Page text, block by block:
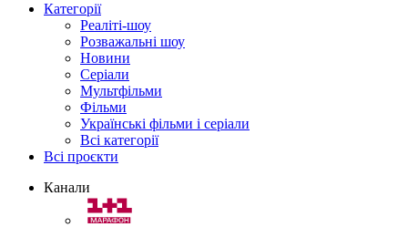
Категорії
Реаліті-шоу
Розважальні шоу
Новини
Серіали
Мультфільми
Фільми
Українські фільми і серіали
Всі категорії
Всі проєкти
Канали